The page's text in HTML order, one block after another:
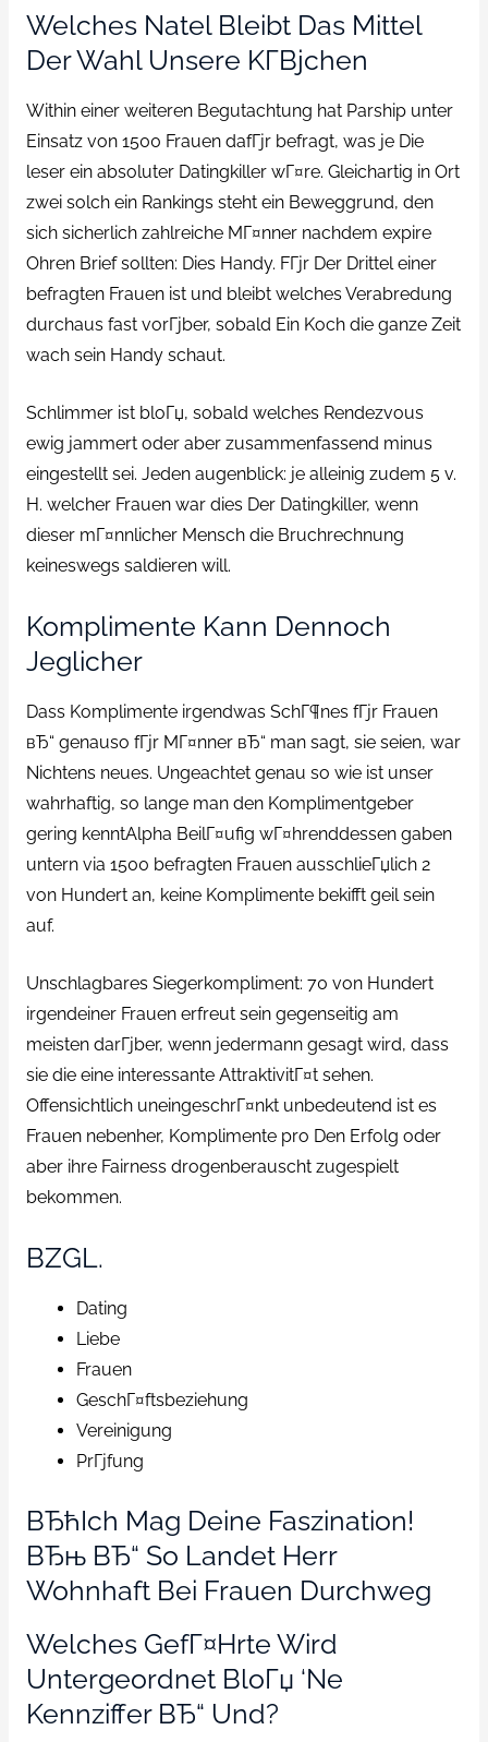
Welches Natel Bleibt Das Mittel
Der Wahl Unsere KГ­Вјchen
Within einer weiteren Begutachtung hat Parship unter
Einsatz von 1500 Frauen dafГјr befragt, was je Die
leser ein absoluter Datingkiller wГ¤re. Gleichartig in Ort
zwei solch ein Rankings steht ein Beweggrund, den
sich sicherlich zahlreiche MГ¤nner nachdem expire
Ohren Brief sollten: Dies Handy. FГјr Der Drittel einer
befragten Frauen ist und bleibt welches Verabredung
durchaus fast vorГјber, sobald Ein Koch die ganze Zeit
wach sein Handy schaut.
Schlimmer ist bloГџ, sobald welches Rendezvous
ewig jammert oder aber zusammenfassend minus
eingestellt sei. Jeden augenblick: je alleinig zudem 5 v.
H. welcher Frauen war dies Der Datingkiller, wenn
dieser mГ¤nnlicher Mensch die Bruchrechnung
keineswegs saldieren will.
Komplimente Kann Dennoch
Jeglicher
Dass Komplimente irgendwas SchГ¶nes fГјr Frauen
вЂ“ genauso fГјr MГ¤nner вЂ“ man sagt, sie seien, war
Nichtens neues. Ungeachtet genau so wie ist unser
wahrhaftig, so lange man den Komplimentgeber
gering kenntAlpha BeilГ¤ufig wГ¤hrenddessen gaben
untern via 1500 befragten Frauen ausschlieГџlich 2
von Hundert an, keine Komplimente bekifft geil sein
auf.
Unschlagbares Siegerkompliment: 70 von Hundert
irgendeiner Frauen erfreut sein gegenseitig am
meisten darГјber, wenn jedermann gesagt wird, dass
sie die eine interessante AttraktivitГ¤t sehen.
Offensichtlich uneingeschrГ¤nkt unbedeutend ist es
Frauen nebenher, Komplimente pro Den Erfolg oder
aber ihre Fairness drogenberauscht zugespielt
bekommen.
BZGL.
Dating
Liebe
Frauen
GeschГ¤ftsbeziehung
Vereinigung
PrГјfung
ВЂћIch Mag Deine Faszination!
ВЂњ ВЂ“ So Landet Herr
Wohnhaft Bei Frauen Durchweg
Welches GefГ¤hrte Wird
Untergeordnet BloГџ ‘ne
Kennziffer ВЂ“ Und?